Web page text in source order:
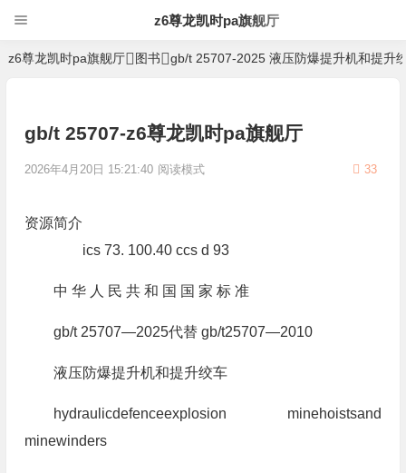
z6尊龙凯时pa旗舰厅
z6尊龙凯时pa旗舰厅 图书 gb/t 25707-2025 液压防爆提升机和提升
gb/t 25707-z6尊龙凯时pa旗舰厅
2026年4月20日 15:21:40 33
阅读模式
资源简介
ics 73. 100.40 ccs d 93
中 华 人 民 共 和 国 国 家 标 准
gb/t 25707—2025代替 gb/t25707—2010
液压防爆提升机和提升绞车
hydraulicdefenceexplosion minehoistsand
minewinders